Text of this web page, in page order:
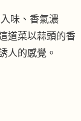
味、香氣濃
道菜以蒜頭的香
人的感覺。